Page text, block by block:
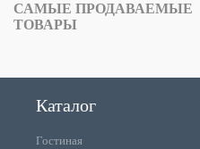
САМЫЕ ПРОДАВАЕМЫЕ
ТОВАРЫ
Каталог
Гостиная